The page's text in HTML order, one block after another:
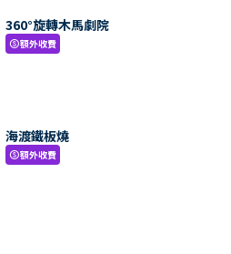
360°旋轉木馬劇院
paid額外收費
海渡鐵板燒
paid額外收費